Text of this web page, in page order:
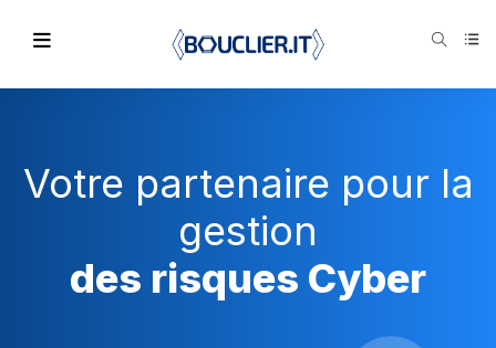
Votre partenaire pour la
gestion
des risques Cyber